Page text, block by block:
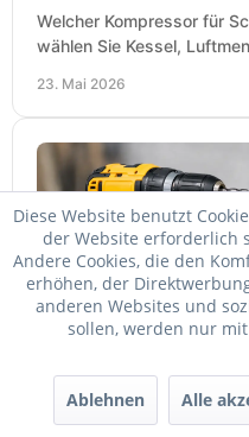
Welcher Kompressor für
wählen Sie Kessel,
23. Mai 2026
DeWalt oder Bosch
DeWalt oder Bosch
welche Marke bei Akku,
Diese Website benutzt
der Website erforderlich
Andere Cookies, die den
erhöhen, der
anderen Websites und
sollen, werden nur
Ablehnen Alle